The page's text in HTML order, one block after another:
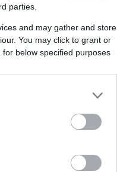
parties.
and may gather and store
You may click to grant or
below specified purposes
En
a la
de